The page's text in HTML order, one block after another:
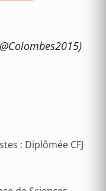
: Diplômée CFJ